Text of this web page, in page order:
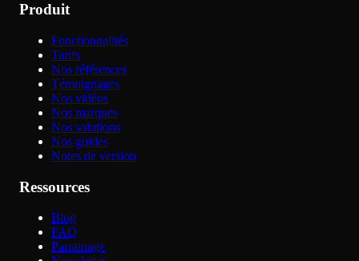
Produit
Fonctionnalités
Tarifs
Nos références
Témoignages
Nos vidéos
Nos marques
Nos solutions
Nos guides
Notes de version
Ressources
Blog
FAQ
Parrainage